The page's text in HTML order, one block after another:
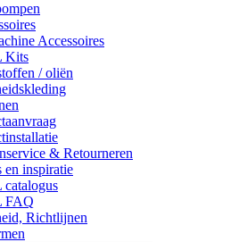
Accessoires
Kits
/ oliën
& Retourneren
en inspiratie
FAQ
Richtlijnen